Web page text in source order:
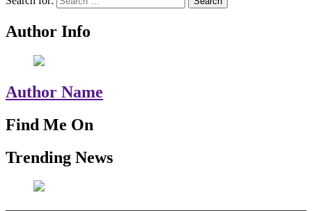
Author Info
Author Name
Find Me On
Trending News